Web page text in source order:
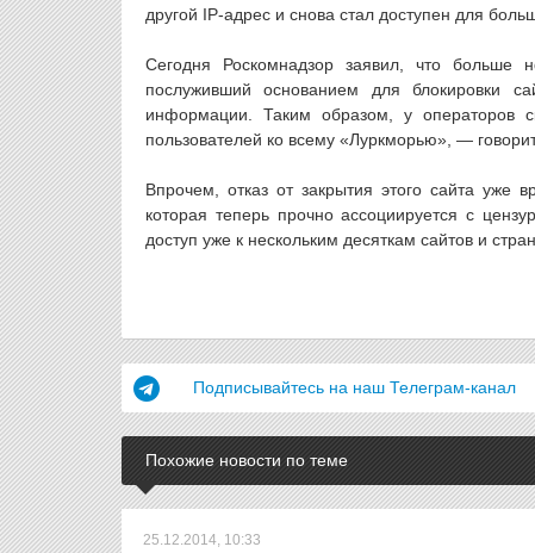
другой IP-адрес и снова стал доступен для
Сегодня Роскомнадзор заявил, что
послуживший основанием для блокировки
информации. Таким образом, у операторов
пользователей ко всему «Луркморью», —
Впрочем, отказ от закрытия этого сайта уже
которая теперь прочно ассоциируется с
доступ уже к нескольким десяткам сайтов и
Подписывайтесь на наш Телеграм-канал
Похожие новости по теме
25.12.2014, 10:33